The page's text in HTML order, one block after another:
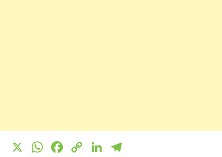
X WhatsApp
Facebook
CopyLinkedIn